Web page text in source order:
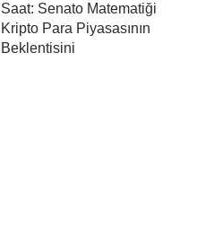
Saat: Senato Matematiği
Kripto Para Piyasasının
Beklentisini